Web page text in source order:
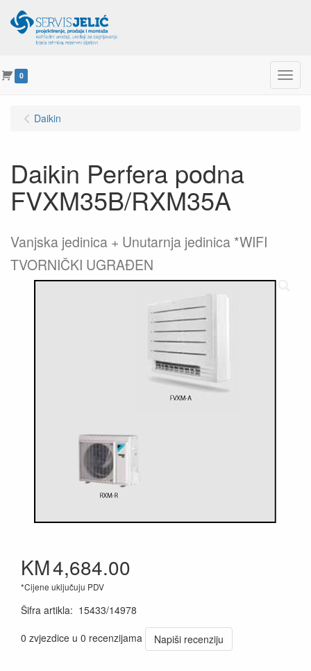
0 Menu
Daikin
Daikin Perfera podna
FVXM35B/RXM35A
Vanjska jedinica + Unutarnja jedinica *WIFI
TVORNIČKI UGRAĐEN
KM4,684.00
*Cijene uključuju PDV
Šifra artikla: 15433/14978
0 zvjezdice u 0 recenzijama
Napiši recenziju